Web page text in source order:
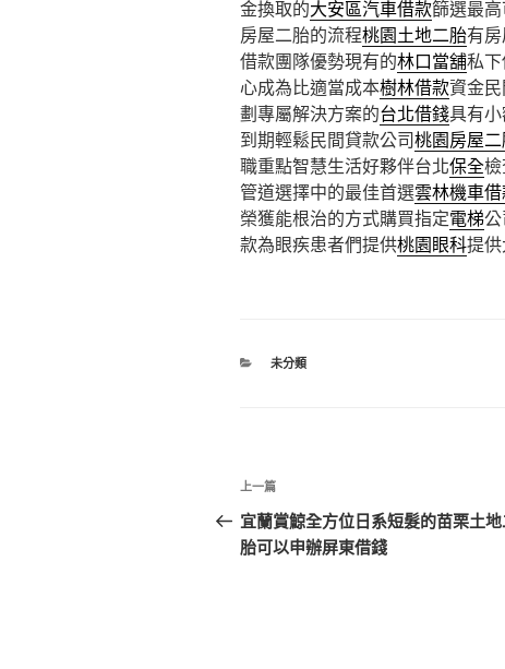
金換取的大安區汽車借款篩選最
房屋二胎的流程桃園土地二胎有
借款團隊優勢現有的林口當舖私
心成為比適當成本樹林借款資金
劃專屬解決方案的台北借錢具有
到期輕鬆民間貸款公司桃園房屋
職重點智慧生活好夥伴台北保全
管道選擇中的最佳首選雲林機車
榮獲能根治的方式購買指定電梯
款為眼疾患者們提供桃園眼科提
分
未分類
文
章
導
上
一
篇
上一篇
宜蘭賞鯨全方位日系短髮的苗栗土
胎可以申辦屏東借錢